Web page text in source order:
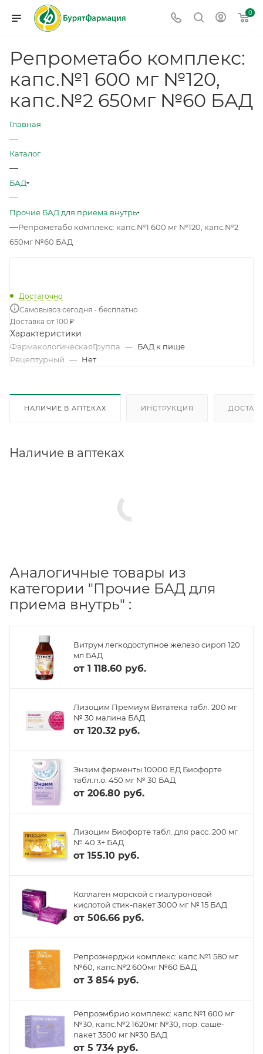
0
Репрометабо комплекс:
капс.№1 600 мг №120,
капс.№2 650мг №60 БАД
Главная
—
Каталог
—
БАД
—
Прочие БАД для приема внутрь
—Репрометабо комплекс: капс.№1 600 мг №120, капс.№2
650мг №60 БАД
Достаточно
Самовывоз сегодня - бесплатно
Доставка от 100 ₽
Характеристики
ФармакологическаяГруппа — БАД к пище
Рецептурный — Нет
НАЛИЧИЕ В АПТЕКАХ ИНСТРУКЦИЯ
Наличие в аптеках
Аналогичные товары из
категории "Прочие БАД для
приема внутрь" :
Витрум легкодоступное железо сироп 120
мл БАД
от 1 118.60 руб.
Лизоцим Премиум Витатека табл. 200 мг
№ 30 малина БАД
от 120.32 руб.
Энзим ферменты 10000 ЕД Биофорте
табл.п.о. 450 мг № 30 БАД
от 206.80 руб.
Лизоцим Биофорте табл. для расс. 200 мг
№ 40 3+ БАД
от 155.10 руб.
Коллаген морской с гиалуроновой
кислотой стик-пакет 3000 мг № 15 БАД
от 506.66 руб.
Репроэнерджи комплекс: капс.№1 580 мг
№60, капс.№2 600мг №60 БАД
от 3 854 руб.
Репроэмбрио комплекс: капс.№1 600 мг
№30, капс.№2 1620мг №30, пор. саше-
пакет 3500 мг №30 БАД
от 5 734 руб.